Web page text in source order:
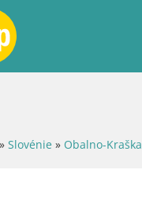
» Slovénie » Obalno-Kraška